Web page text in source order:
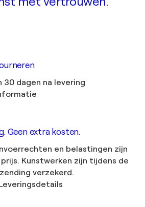
30 dagen na levering
Geen extra kosten.
en belastingen zijn
Kunstwerken zijn tijdens de
verzekerd.
Leveringsdetails